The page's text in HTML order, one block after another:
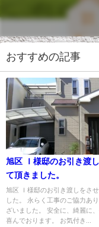
おすすめの記事
旭区 Ｉ様邸のお引き渡
て頂きました。
旭区 Ｉ様邸のお引き渡しをさ
した。 永らく工事のご協力あ
ざいました。 安全に、綺麗に
喜んでおります。 お気付き...